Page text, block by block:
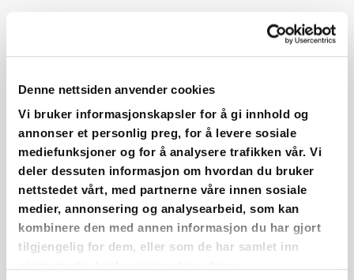
Denne nettsiden anvender cookies
Vi bruker informasjonskapsler for å gi innhold og
annonser et personlig preg, for å levere sosiale
mediefunksjoner og for å analysere trafikken vår. Vi
deler dessuten informasjon om hvordan du bruker
nettstedet vårt, med partnerne våre innen sosiale
medier, annonsering og analysearbeid, som kan
kombinere den med annen informasjon du har gjort
tilgjengelig for dem, eller som de har samlet inn
E-post *
Antall ansatte *